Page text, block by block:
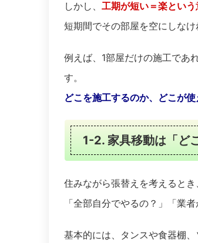
しかし、 工期が短い＝楽という
短期間でその部屋を空にしな
例えば、1部屋だけの施工であ
す。
どこを施工するのか、どこが
1-2. 家具移動は「ど
住みながら張替えを考えると
「全部自分でやるの？」「業
基本的には、タンスや食器棚